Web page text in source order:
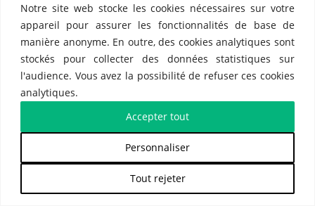
Notre site web stocke les cookies nécessaires sur votre
appareil pour assurer les fonctionnalités de base de
manière anonyme. En outre, des cookies analytiques sont
stockés pour collecter des données statistiques sur
l'audience. Vous avez la possibilité de refuser ces cookies
analytiques.
Personnaliser
Tout rejeter
Accepter tout
Le 21 Février 2025
Ligue des Champions 2024-2025 : huitièmes de
finale, le spectacle monte en intensité